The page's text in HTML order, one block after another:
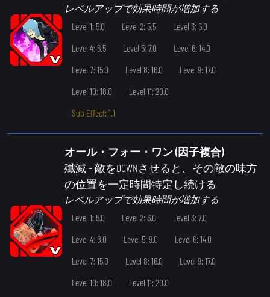
レベルアップで効果時間が増加する
Level 1: 5.0
Level 2: 5.5
Level 3: 6.0
Level 4: 6.5
Level 5: 7.0
Level 6: 14.0
Level 7: 15.0
Level 8: 16.0
Level 9: 17.0
Level 10: 18.0
Level 11: 20.0
Sub Effect: 1.1
オール・フォー・ワン (因子複合)
殲滅- 敵をDOWNさせると、その敵の味方
の位置を一定時間特定し続ける
レベルアップで効果時間が増加する
Level 1: 5.0
Level 2: 6.0
Level 3: 7.0
Level 4: 8.0
Level 5: 9.0
Level 6: 14.0
Level 7: 15.0
Level 8: 16.0
Level 9: 17.0
Level 10: 18.0
Level 11: 20.0